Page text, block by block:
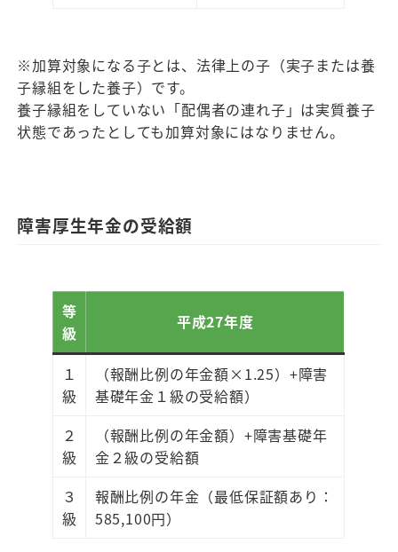
※加算対象になる子とは、法律上の子（実子または養
子縁組をした養子）です。
養子縁組をしていない「配偶者の連れ子」は実質養子
状態であったとしても加算対象にはなりません。
障害厚生年金の受給額
等
級
平成27年度
１
級
（報酬比例の年金額×1.25）+障害
基礎年金１級の受給額）
２
級
（報酬比例の年金額）+障害基礎年
金２級の受給額
３
級
報酬比例の年金（最低保証額あり：
585,100円）